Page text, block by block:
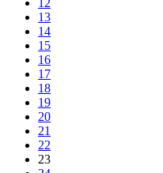
12
13
14
15
16
17
18
19
20
21
22
23